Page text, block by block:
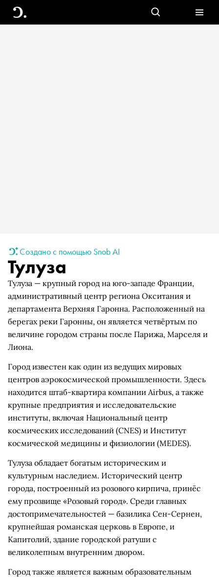
Создано с помощью Snob AI
Тулуза
Тулуза — крупный город на юго-западе Франции,
административный центр региона Окситания и
департамента Верхняя Гаронна. Расположенный на
берегах реки Гаронны, он является четвёртым по
величине городом страны после Парижа, Марселя и
Лиона.
Город известен как один из ведущих мировых
центров аэрокосмической промышленности. Здесь
находится штаб-квартира компании Airbus, а также
крупные предприятия и исследовательские
институты, включая Национальный центр
космических исследований (CNES) и Институт
космической медицины и физиологии (MEDES).
Тулуза обладает богатым историческим и
культурным наследием. Исторический центр
города, построенный из розового кирпича, принёс
ему прозвище «Розовый город». Среди главных
достопримечательностей — базилика Сен-Сернен,
крупнейшая романская церковь в Европе, и
Капитолий, здание городской ратуши с
великолепным внутренним двором.
Город также является важным образовательным